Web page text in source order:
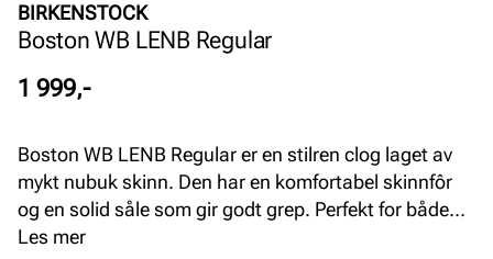
BIRKENSTOCK
Boston WB LENB Regular
Pris
1 999,-
Boston WB LENB Regular er en stilren clog laget av
mykt nubuk skinn. Den har en komfortabel skinnfôr
og en solid såle som gir godt grep. Perfekt for både
avslapning hjemme og uformelle utflukter, kombinerer
Les mer